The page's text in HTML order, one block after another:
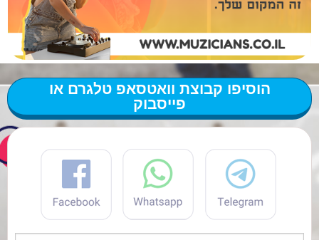
הוסיפו קבוצת וואטסאפ טלגרם או
פייסבוק